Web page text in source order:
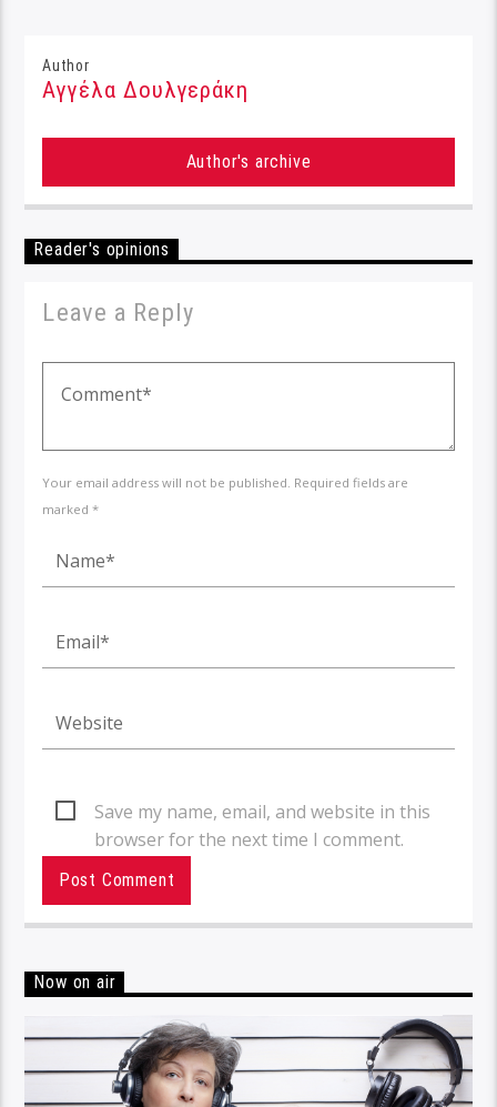
Author
Αγγέλα Δουλγεράκη
Author's archive
Reader's opinions
Leave a Reply
Your email address will not be published. Required fields are
marked *
Save my name, email, and website in this
browser for the next time I comment.
Now on air